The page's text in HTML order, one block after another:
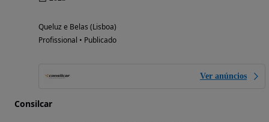
Queluz e Belas (Lisboa)
Profissional • Publicado
Ver anúncios
Consilcar